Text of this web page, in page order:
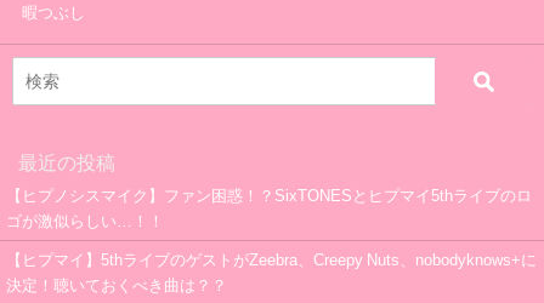
暇つぶし
最近の投稿
【ヒプノシスマイク】ファン困惑！？SixTONESとヒプマイ5thライブのロ
ゴが激似らしい…！！
【ヒプマイ】5thライブのゲストがZeebra、Creepy Nuts、nobodyknows+に
決定！聴いておくべき曲は？？